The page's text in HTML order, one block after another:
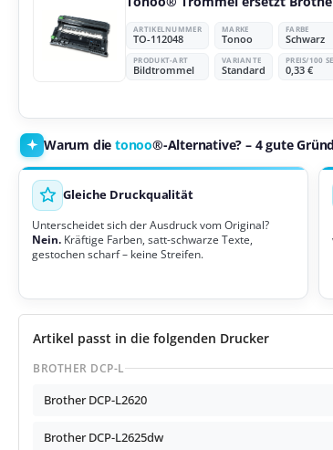
ARTIKELNUMMER
TO-112048
MARKE
Tonoo
FARBE
Schwarz
PRODUKT-ART
Bildtrommel
VARIANTE
Standard
PREIS/100
0,33 €
Warum die tonoo®-Alternative? – 4 gute
Gleiche Druckqualität
Unterscheidet sich der Ausdruck vom Original?
Nein. Kräftige Farben, satt-schwarze Texte,
gestochen scharf – keine Streifen.
Artikel passt in die folgenden Drucker
BROTHER DCP-L
Brother DCP-L2620
Brother DCP-L2625dw